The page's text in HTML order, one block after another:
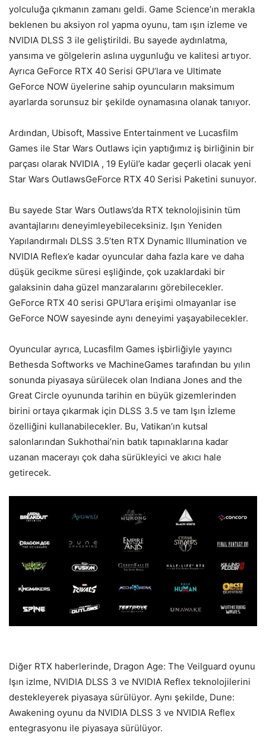
yolculuğa çıkmanın zamanı geldi. Game Science’ın merakla
beklenen bu aksiyon rol yapma oyunu, tam ışın izleme ve
NVIDIA DLSS 3 ile geliştirildi. Bu sayede aydınlatma,
yansıma ve gölgelerin aslına uygunluğu ve kalitesi artıyor.
Ayrıca GeForce RTX 40 Serisi GPU’lara ve Ultimate
GeForce NOW üyelerine sahip oyuncuların maksimum
ayarlarda sorunsuz bir şekilde oynamasına olanak tanıyor.
Ardından, Ubisoft, Massive Entertainment ve Lucasfilm
Games ile Star Wars Outlaws için yaptığımız iş birliğinin bir
parçası olarak NVIDIA , 19 Eylül’e kadar geçerli olacak yeni
Star Wars OutlawsGeForce RTX 40 Serisi Paketini sunuyor.
Bu sayede Star Wars Outlaws’da RTX teknolojisinin tüm
avantajlarını deneyimleyebileceksiniz. Işın Yeniden
Yapılandırmalı DLSS 3.5’ten RTX Dynamic Illumination ve
NVIDIA Reflex’e kadar oyuncular daha fazla kare ve daha
düşük gecikme süresi eşliğinde, çok uzaklardaki bir
galaksinin daha güzel manzaralarını görebilecekler.
GeForce RTX 40 serisi GPU’lara erişimi olmayanlar ise
GeForce NOW sayesinde aynı deneyimi yaşayabilecekler.
Oyuncular ayrıca, Lucasfilm Games işbirliğiyle yayıncı
Bethesda Softworks ve MachineGames tarafından bu yılın
sonunda piyasaya sürülecek olan Indiana Jones and the
Great Circle oyununda tarihin en büyük gizemlerinden
birini ortaya çıkarmak için DLSS 3.5 ve tam Işın İzleme
özelliğini kullanabilecekler. Bu, Vatikan’ın kutsal
salonlarından Sukhothai’nin batık tapınaklarına kadar
uzanan macerayı çok daha sürükleyici ve akıcı hale
getirecek.
Diğer RTX haberlerinde, Dragon Age: The Veilguard oyunu
Işın izlme, NVIDIA DLSS 3 ve NVIDIA Reflex teknolojilerini
destekleyerek piyasaya sürülüyor. Aynı şekilde, Dune:
Awakening oyunu da NVIDIA DLSS 3 ve NVIDIA Reflex
entegrasyonu ile piyasaya sürülüyor.